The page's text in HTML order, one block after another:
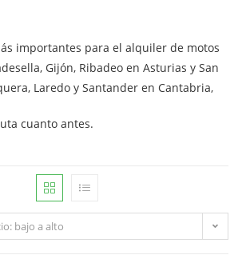
importantes para el alquiler de motos
Gijón, Ribadeo en Asturias y San
Laredo y Santander en Cantabria,
cuanto antes.
bajo a alto